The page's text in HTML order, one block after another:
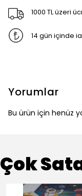
1000 TL üzeri
14 gün içinde
Yorumlar
Bu ürün için henüz
Çok